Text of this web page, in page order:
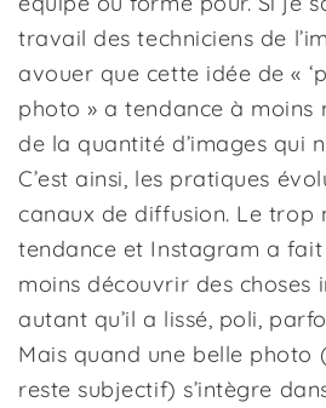
travail des techniciens de
avouer que cette idée de «
photo » a tendance à moins
de la quantité d’images qui
C’est ainsi, les pratiques
canaux de diffusion. Le trop
tendance et Instagram a
moins découvrir des choses
autant qu’il a lissé, poli,
Mais quand une belle photo
reste subjectif) s’intègre